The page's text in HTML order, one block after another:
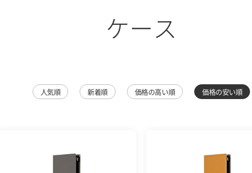
ケース
人気順 新着順 価格の高い順 価格の安い順